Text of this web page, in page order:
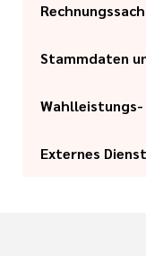
Stammdaten
Wahlleistungs-
Externes